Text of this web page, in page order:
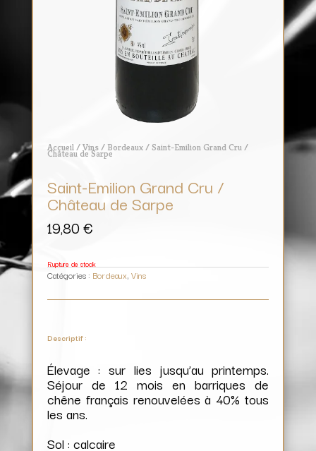
Accueil/Vins/ Bordeaux/ Saint-Emilion Grand Cru /
Château de Sarpe
Saint-Emilion Grand Cru /
Château de Sarpe
19,80€
Rupture de stock
Catégories : Bordeaux, Vins
Descriptif :
Élevage : sur lies jusqu’au printemps.
Séjour de 12 mois en barriques de
chêne français renouvelées à 40% tous
les ans.
Sol : calcaire